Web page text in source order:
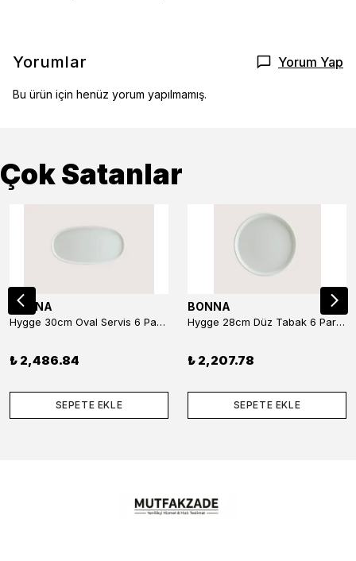
Yorumlar Yorum Yap
Bu ürün için henüz yorum yapılmamış.
Çok Satanlar
BONNA
Hygge 30cm Oval Servis 6 Parça
₺ 2,486.84
SEPETE EKLE
BONNA
Hygge 28cm Düz Tabak 6 Parça
₺ 2,207.78
SEPETE EKLE